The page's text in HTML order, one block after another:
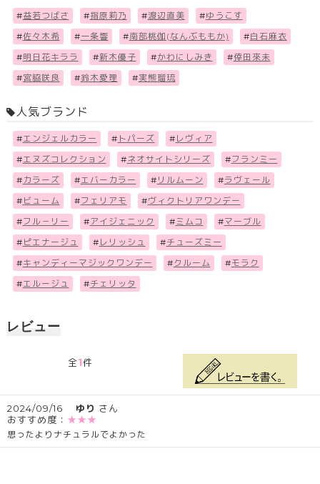
#益若つばさ #指原莉乃 #渡辺直美 #ゆうこす
#佐々木希 #一条響 #南部桃伽(なんぶももか) #白石麻衣
#明日花キララ #新木優子 #かわにしみき #倖田來未
#宮脇咲良 #鈴木愛理 #実熊瑠琉
人気ブランド
#エンジェルカラー # トパーズ # レヴィア
#エヌズコレクション #ネオサイトシリーズ #フランミー
# カラーズ #エバーカラー # リルムーン #ラヴェール
# ビューム #フェリアモ #ヴィクトリアワンデー
#フル－リー #アイジェニック #ミムコ #マーブル
# ピエナージュ # レリッシュ #チューズミー
#キャンディーマジックワンデー #クルーム #モラク
#エルージュ #チェリッタ
レビュー
全1件
2024/09/16 ゆり さん
おすすめ度： ★★★
思ったよりナチュラルでよかった